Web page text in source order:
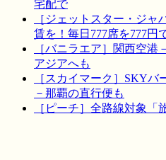
宅配で
［ジェットスター・ジャ
賃を！毎日777席を777円
［バニラエア］関西空
アジアへも
［スカイマーク］SKYバ
－那覇の直行便も
［ピーチ］全路線対象「